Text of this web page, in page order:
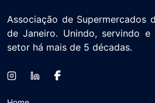
Associação de Supermercados
de Janeiro. Unindo, servindo e
setor há mais de 5 décadas.